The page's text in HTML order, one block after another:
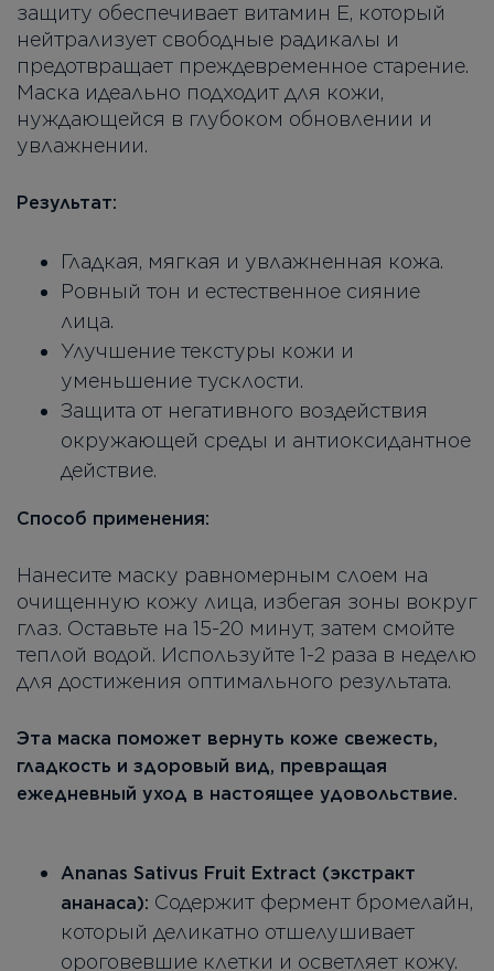
защиту обеспечивает витамин Е, который
нейтрализует свободные радикалы и
предотвращает преждевременное старение.
Маска идеально подходит для кожи,
нуждающейся в глубоком обновлении и
увлажнении.
Результат:
Гладкая, мягкая и увлажненная кожа.
Ровный тон и естественное сияние
лица.
Улучшение текстуры кожи и
уменьшение тусклости.
Защита от негативного воздействия
окружающей среды и антиоксидантное
действие.
Способ применения:
Нанесите маску равномерным слоем на
очищенную кожу лица, избегая зоны вокруг
глаз. Оставьте на 15-20 минут, затем смойте
теплой водой. Используйте 1-2 раза в неделю
для достижения оптимального результата.
Эта маска поможет вернуть коже свежесть,
гладкость и здоровый вид, превращая
ежедневный уход в настоящее удовольствие.
Ananas Sativus Fruit Extract (экстракт
ананаса): Содержит фермент бромелайн,
который деликатно отшелушивает
ороговевшие клетки и осветляет кожу.